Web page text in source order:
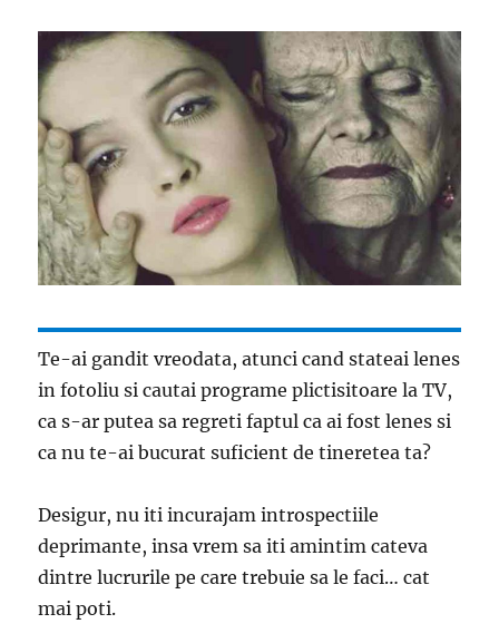
Te-ai gandit vreodata, atunci cand stateai lenes
in fotoliu si cautai programe plictisitoare la TV,
ca s-ar putea sa regreti faptul ca ai fost lenes si
ca nu te-ai bucurat suficient de tineretea ta?
Desigur, nu iti incurajam introspectiile
deprimante, insa vrem sa iti amintim cateva
dintre lucrurile pe care trebuie sa le faci… cat
mai poti.